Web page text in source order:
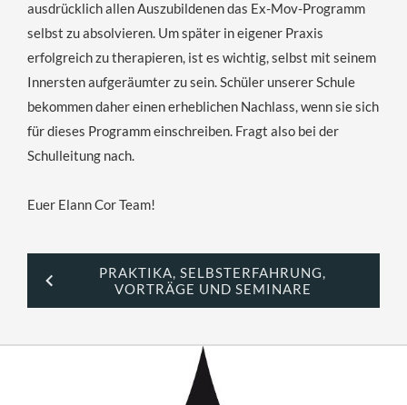
ausdrücklich allen Auszubildenen das Ex-Mov-Programm
selbst zu absolvieren. Um später in eigener Praxis
erfolgreich zu therapieren, ist es wichtig, selbst mit seinem
Innersten aufgeräumter zu sein. Schüler unserer Schule
bekommen daher einen erheblichen Nachlass, wenn sie sich
für dieses Programm einschreiben. Fragt also bei der
Schulleitung nach.
Euer Elann Cor Team!
PRAKTIKA, SELBSTERFAHRUNG,
VORTRÄGE UND SEMINARE